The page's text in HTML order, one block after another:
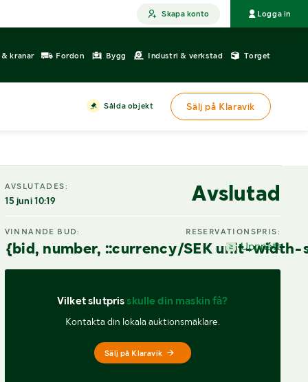
Skapa konto Logga in
kranar Fordon Bygg Industri & verkstad Torget
Sålda objekt Sälj på Klaravik
AVSLUTADES:
15 juni 10:19 Avslutad
VINNANDE BUD:
{bid, number, ::currency/SEK unit-
RESERVATIONSPRIS:
Uppnått
Vilket slutpris skulle din maskin få?
Kontakta din lokala auktionsmäklare.
Sälj på Klaravik